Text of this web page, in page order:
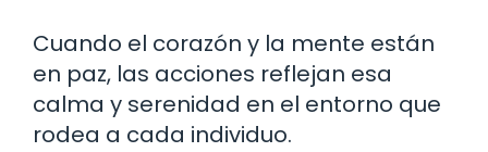
Cuando el corazón y la mente están
en paz, las acciones reflejan esa
calma y serenidad en el entorno que
rodea a cada individuo.